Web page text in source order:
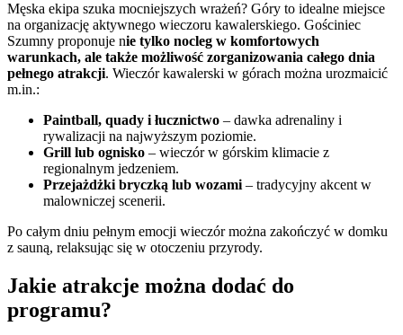
Męska ekipa szuka mocniejszych wrażeń? Góry to idealne miejsce
na organizację aktywnego wieczoru kawalerskiego. Gościniec
Szumny proponuje nie tylko nocleg w komfortowych
warunkach, ale także możliwość zorganizowania całego dnia
pełnego atrakcji. Wieczór kawalerski w górach można urozmaicić
m.in.:
Paintball, quady i łucznictwo – dawka adrenaliny i
rywalizacji na najwyższym poziomie.
Grill lub ognisko – wieczór w górskim klimacie z
regionalnym jedzeniem.
Przejażdżki bryczką lub wozami– tradycyjny akcent w
malowniczej scenerii.
Po całym dniu pełnym emocji wieczór można zakończyć w domku
z sauną, relaksując się w otoczeniu przyrody.
Jakie atrakcje można dodać do
programu?